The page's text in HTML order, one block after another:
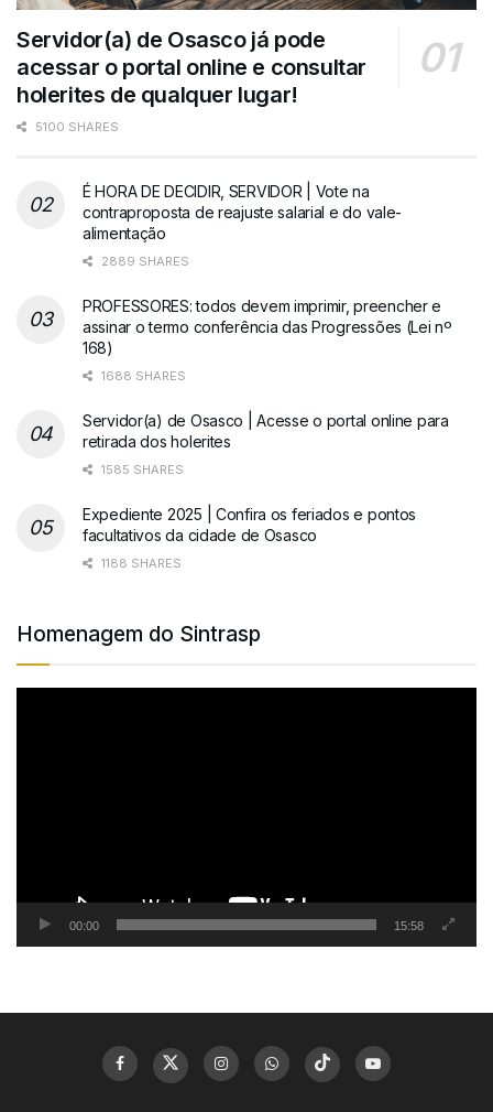
Servidor(a) de Osasco já pode
acessar o portal online e consultar
holerites de qualquer lugar!
5100 SHARES
É HORA DE DECIDIR, SERVIDOR | Vote na
contraproposta de reajuste salarial e do vale-
alimentação
2889 SHARES
PROFESSORES: todos devem imprimir, preencher e
assinar o termo conferência das Progressões (Lei nº
168)
1688 SHARES
Servidor(a) de Osasco | Acesse o portal online para
retirada dos holerites
1585 SHARES
Expediente 2025 | Confira os feriados e pontos
facultativos da cidade de Osasco
1188 SHARES
Homenagem do Sintrasp
00:00 15:58